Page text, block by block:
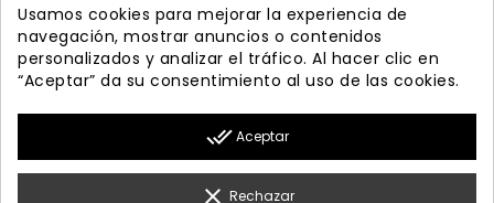
Envío gratis
PRODUCTOS 

Usamos cookies para mejorar la experiencia de
navegación, mostrar anuncios o contenidos
personalizados y analizar el tráfico. Al hacer clic en
“Aceptar” da su consentimiento al uso de las cookies.
done_all Aceptar
clear Rechazar